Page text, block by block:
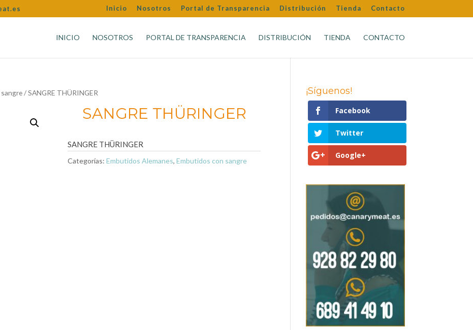
Inicio Nosotros Portal de Transparencia Distribución Tienda Contacto
INICIO NOSOTROS PORTAL DE TRANSPARENCIA DISTRIBUCIÓN TIENDA CONTACTO
/ SANGRE THÜRINGER
SANGRE THÜRINGER
SANGRE THÜRINGER
Categorías:Embutidos Alemanes,Embutidos con sangre
¡Síguenos!
Facebook
Twitter
Google+